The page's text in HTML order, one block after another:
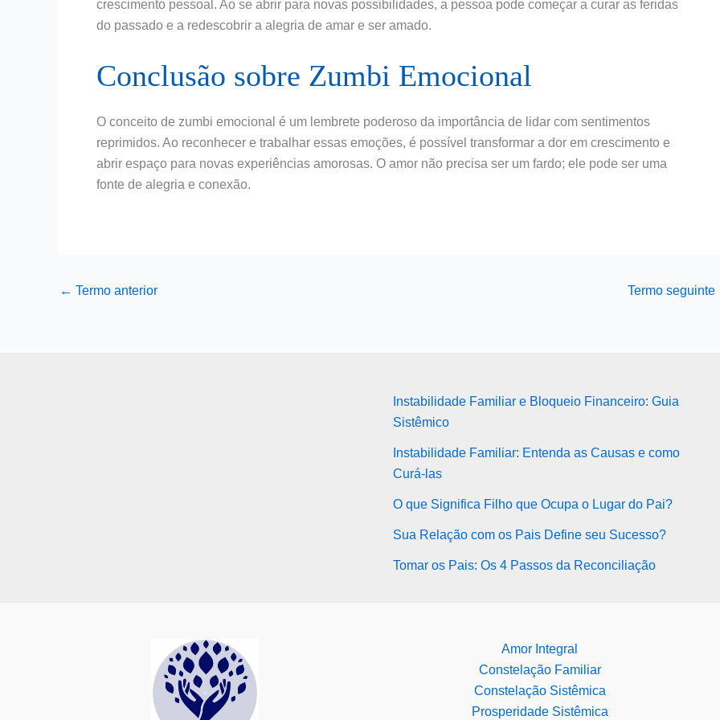
crescimento pessoal. Ao se abrir para novas possibilidades, a pessoa pode começar a curar as feridas
do passado e a redescobrir a alegria de amar e ser amado.
Conclusão sobre Zumbi Emocional
O conceito de zumbi emocional é um lembrete poderoso da importância de lidar com sentimentos
reprimidos. Ao reconhecer e trabalhar essas emoções, é possível transformar a dor em crescimento e
abrir espaço para novas experiências amorosas. O amor não precisa ser um fardo; ele pode ser uma
fonte de alegria e conexão.
← Termo anterior Termo seguinte
Instabilidade Familiar e Bloqueio Financeiro: Guia
Sistêmico
Instabilidade Familiar: Entenda as Causas e como
Curá-las
O que Significa Filho que Ocupa o Lugar do Pai?
Sua Relação com os Pais Define seu Sucesso?
Tomar os Pais: Os 4 Passos da Reconciliação
Amor Integral
Constelação Familiar
Constelação Sistêmica
Prosperidade Sistêmica